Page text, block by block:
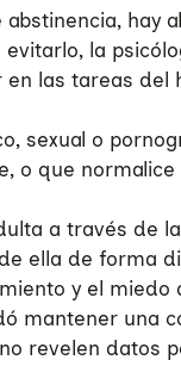
hay
la
las tareas del
sexual o
o que
a través de
ella de forma
y el miedo
mantener una
revelen datos